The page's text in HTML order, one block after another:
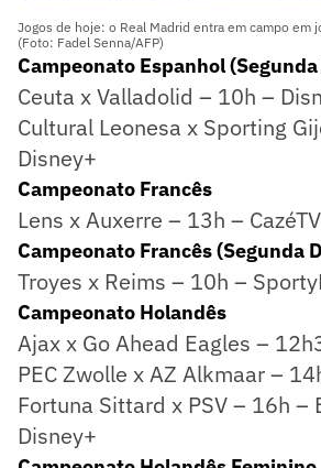
Jogos de hoje: o Real Madrid entra em campo em
(Foto: Fadel Senna/AFP)
Campeonato Espanhol
Ceuta x Valladolid – 10h –
Cultural Leonesa x Sporting
Disney+
Campeonato Francês
Lens x Auxerre – 13h – CazéTV
Campeonato Francês (Segunda
Troyes x Reims – 10h –
Campeonato Holandês
Ajax x Go Ahead Eagles –
PEC Zwolle x AZ Alkmaar –
Fortuna Sittard x PSV – 16h –
Disney+